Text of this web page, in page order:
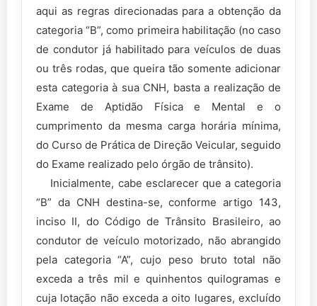
aqui as regras direcionadas para a obtenção da
categoria “B”, como primeira habilitação (no caso
de condutor já habilitado para veículos de duas
ou três rodas, que queira tão somente adicionar
esta categoria à sua CNH, basta a realização de
Exame de Aptidão Física e Mental e o
cumprimento da mesma carga horária mínima,
do Curso de Prática de Direção Veicular, seguido
do Exame realizado pelo órgão de trânsito).
Inicialmente, cabe esclarecer que a categoria
“B” da CNH destina-se, conforme artigo 143,
inciso II, do Código de Trânsito Brasileiro, ao
condutor de veículo motorizado, não abrangido
pela categoria “A”, cujo peso bruto total não
exceda a três mil e quinhentos quilogramas e
cuja lotação não exceda a oito lugares, excluído